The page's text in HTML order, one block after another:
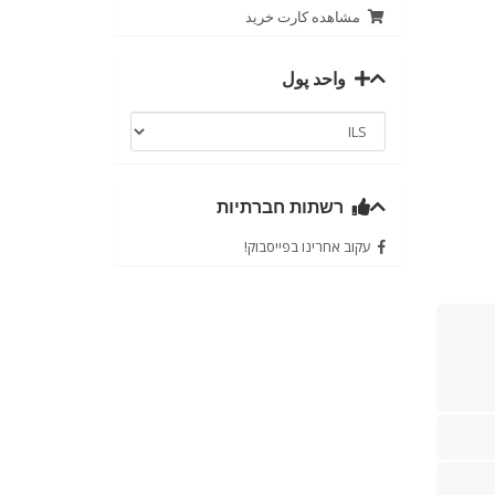
مشاهده کارت خرید
واحد پول
רשתות חברתיות
עקוב אחרינו בפייסבוק!